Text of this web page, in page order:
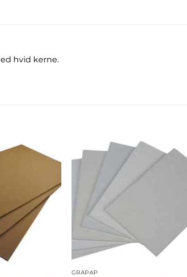
hvid kerne.
GRÅPAP